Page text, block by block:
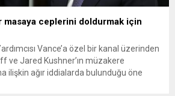
masaya ceplerini doldurmak için
Vance’a özel bir kanal üzerinden
ve Jared Kushner’ın müzakere
ilişkin ağır iddialarda bulunduğu öne